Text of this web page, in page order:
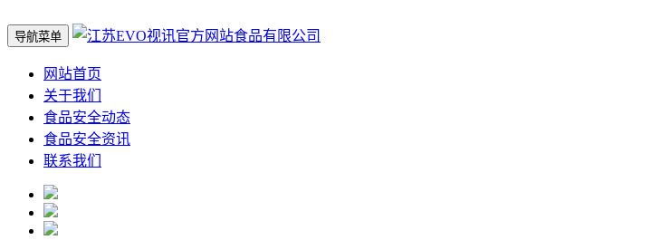
导航菜单
网站首页
关于我们
食品安全动态
食品安全资讯
联系我们